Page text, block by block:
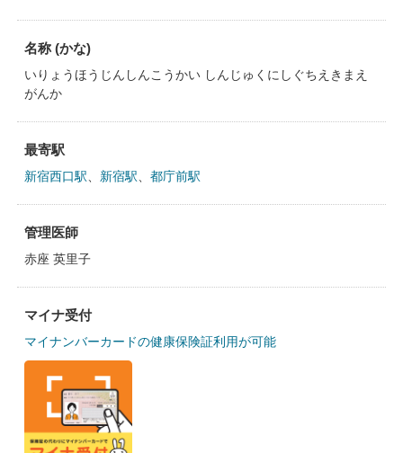
名称 (かな)
いりょうほうじんしんこうかい しんじゅくにしぐちえきまえ
がんか
最寄駅
新宿西口駅 新宿駅 都庁前駅
管理医師
赤座 英里子
マイナ受付
マイナンバーカードの健康保険証利用が可能